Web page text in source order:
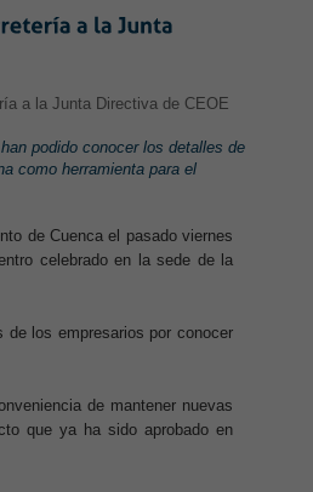
podido conocer los detalles de
como herramienta para el
de Cuenca el pasado viernes
celebrado en la sede de la
de los empresarios por conocer
de mantener nuevas
que ya ha sido aprobado en